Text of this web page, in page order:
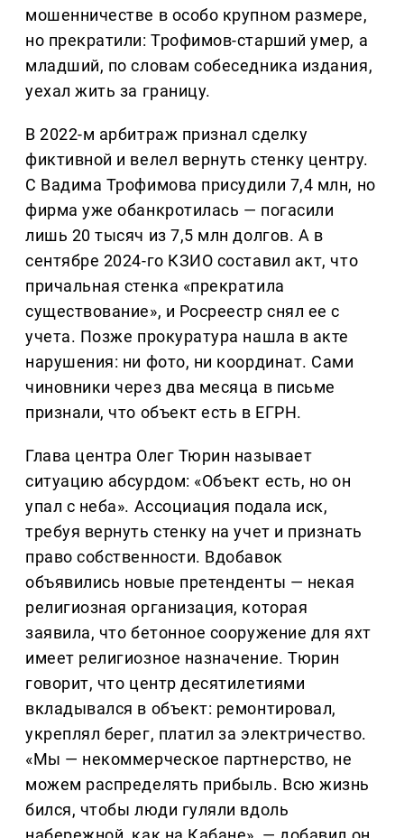
мошенничестве в особо крупном размере,
но прекратили: Трофимов-старший умер, а
младший, по словам собеседника издания,
уехал жить за границу.
В 2022-м арбитраж признал сделку
фиктивной и велел вернуть стенку центру.
С Вадима Трофимова присудили 7,4 млн, но
фирма уже обанкротилась — погасили
лишь 20 тысяч из 7,5 млн долгов. А в
сентябре 2024-го КЗИО составил акт, что
причальная стенка «прекратила
существование», и Росреестр снял ее с
учета. Позже прокуратура нашла в акте
нарушения: ни фото, ни координат. Сами
чиновники через два месяца в письме
признали, что объект есть в ЕГРН.
Глава центра Олег Тюрин называет
ситуацию абсурдом: «Объект есть, но он
упал с неба». Ассоциация подала иск,
требуя вернуть стенку на учет и признать
право собственности. Вдобавок
объявились новые претенденты — некая
религиозная организация, которая
заявила, что бетонное сооружение для яхт
имеет религиозное назначение. Тюрин
говорит, что центр десятилетиями
вкладывался в объект: ремонтировал,
укреплял берег, платил за электричество.
«Мы — некоммерческое партнерство, не
можем распределять прибыль. Всю жизнь
бился, чтобы люди гуляли вдоль